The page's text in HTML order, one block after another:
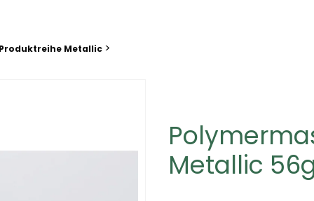
Produktreihe Metallic >
Metallic